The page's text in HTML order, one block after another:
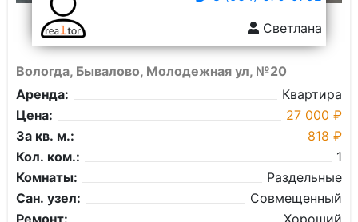
Светлана
Вологда, Бывалово, Молодежная ул, №20
Аренда:
Квартира
Цена:
27 000 ₽
За кв. м.:
818 ₽
Кол. ком.:
1
Комнаты:
Раздельные
Сан. узел:
Совмещенный
Ремонт:
Хороший